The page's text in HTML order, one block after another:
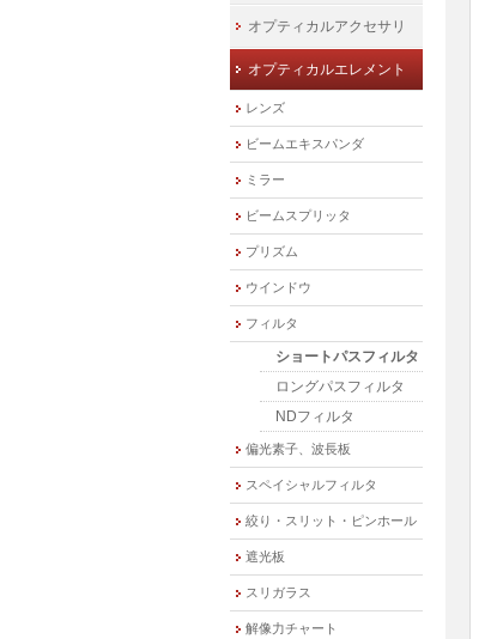
オプティカルアクセサリ
オプティカルエレメント
レンズ
ビームエキスパンダ
ミラー
ビームスプリッタ
プリズム
ウインドウ
フィルタ
ショートパスフィルタ
ロングパスフィルタ
NDフィルタ
偏光素子、波長板
スペイシャルフィルタ
絞り・スリット・ピンホール
遮光板
スリガラス
解像力チャート